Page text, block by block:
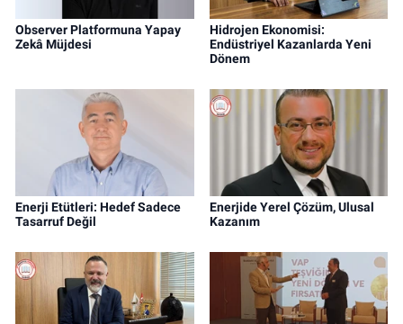
Observer Platformuna Yapay
Zekâ Müjdesi
Hidrojen Ekonomisi:
Endüstriyel Kazanlarda Yeni
Dönem
Enerji Etütleri: Hedef Sadece
Tasarruf Değil
Enerjide Yerel Çözüm, Ulusal
Kazanım